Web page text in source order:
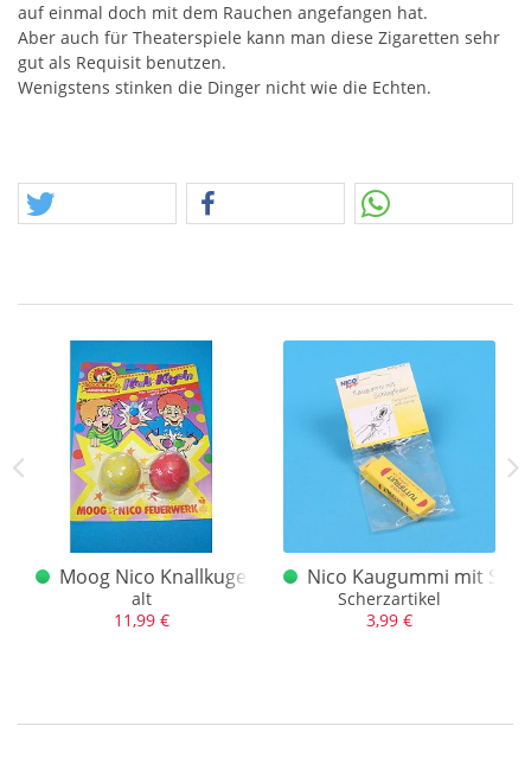
auf einmal doch mit dem Rauchen angefangen hat.
Aber auch für Theaterspiele kann man diese Zigaretten sehr
gut als Requisit benutzen.
Wenigstens stinken die Dinger nicht wie die Echten.
Grün alt 60er Jahre, alter Nico Hahn
Moog Nico Knallkugeln
alt
11,99 €
Nico Kaugummi mit
Scherzartikel
3,99 €